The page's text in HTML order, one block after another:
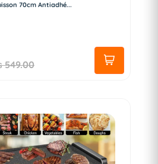
70cm Antiadhé...
549.00